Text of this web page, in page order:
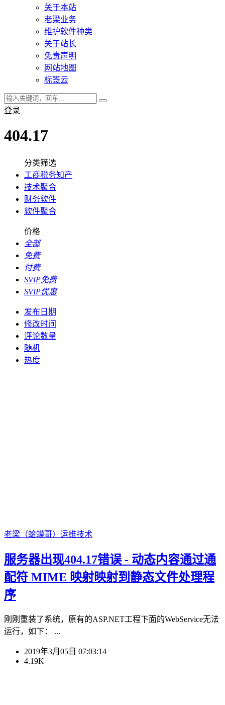
关于本站
老梁业务
维护软件种类
关于站长
免责声明
网站地图
标签云
登录
404.17
分类筛选
工商税务知产
技术聚合
财务软件
软件聚合
价格
全部
免费
付费
SVIP免费
SVIP优惠
发布日期
修改时间
评论数量
随机
热度
老梁（蛤蟆哥） 运维技术
服务器出现404.17错误 - 动态内容通过通
配符 MIME 映射映射到静态文件处理程
序
刚刚重装了系统，原有的ASP.NET工程下面的WebService无法
运行，如下： ...
2019年3月05日 07:03:14
4.19K